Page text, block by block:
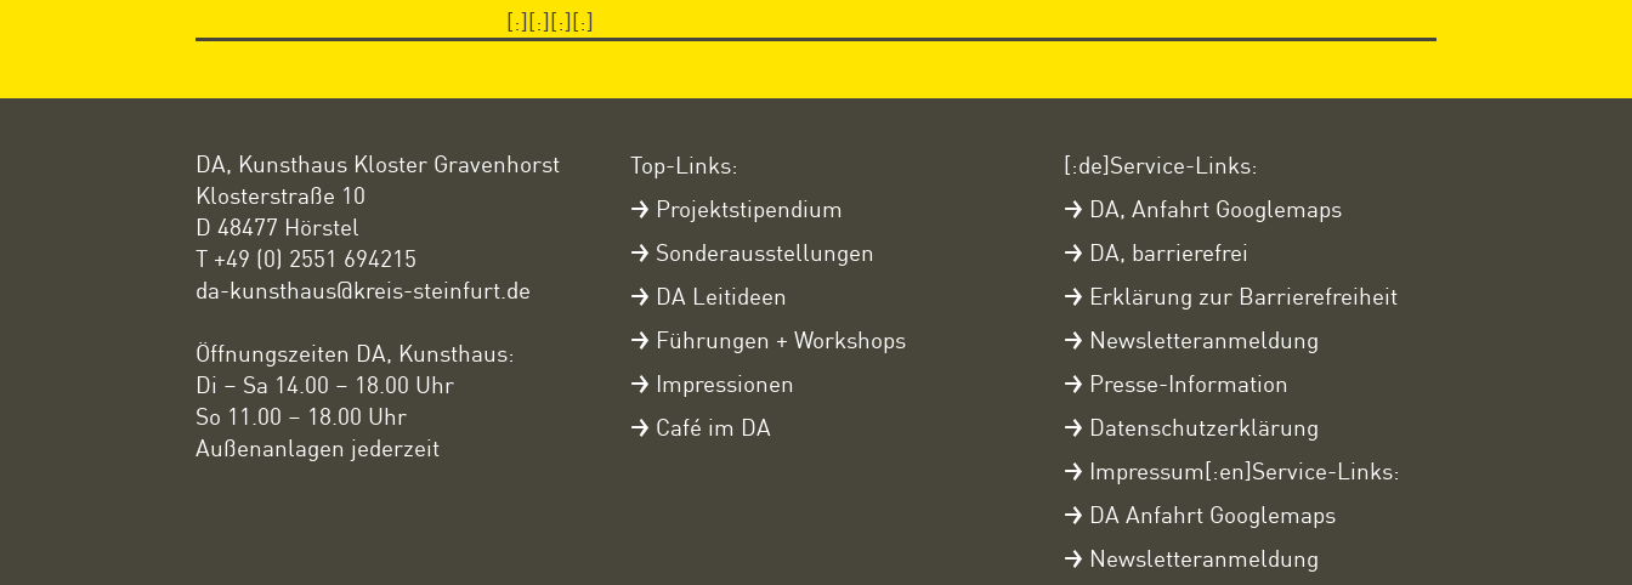
[:][:][:][:]
DA, Kunsthaus Kloster Gravenhorst
Klosterstraße 10
D 48477 Hörstel
T +49 (0) 2551 694215
da-kunsthaus@kreis-steinfurt.de
Öffnungszeiten DA, Kunsthaus:
Di – Sa 14.00 – 18.00 Uhr
So 11.00 – 18.00 Uhr
Außenanlagen jederzeit
Top-Links:
Projektstipendium
Sonderausstellungen
DA Leitideen
Führungen + Workshops
Impressionen
Café im DA
[:de]Service-Links:
DA, Anfahrt Googlemaps
DA, barrierefrei
Erklärung zur Barrierefreiheit
Newsletteranmeldung
Presse-Information
Datenschutzerklärung
Impressum[:en]Service-Links:
DA Anfahrt Googlemaps
Newsletteranmeldung